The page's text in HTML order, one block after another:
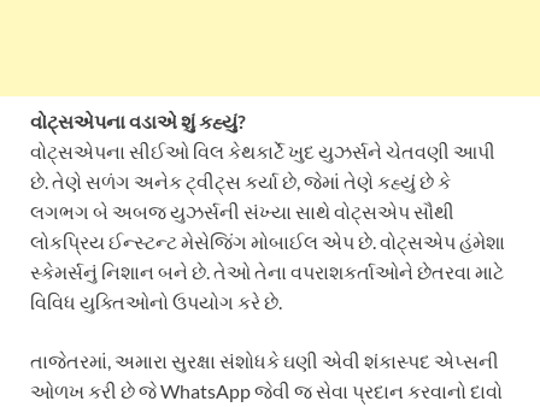
વોટ્સએપના વડાએ શું કહ્યું?
વોટ્સએપના સીઈઓ વિલ કેથકાર્ટે ખુદ યુઝર્સને ચેતવણી આપી
છે. તેણે સળંગ અનેક ટ્વીટ્સ કર્યા છે, જેમાં તેણે કહ્યું છે કે
લગભગ બે અબજ યુઝર્સની સંખ્યા સાથે વોટ્સએપ સૌથી
લોકપ્રિય ઈન્સ્ટન્ટ મેસેજિંગ મોબાઈલ એપ છે. વોટ્સએપ હંમેશા
સ્કેમર્સનું નિશાન બને છે. તેઓ તેના વપરાશકર્તાઓને છેતરવા માટે
વિવિધ યુક્તિઓનો ઉપયોગ કરે છે.
તાજેતરમાં, અમારા સુરક્ષા સંશોધકે ઘણી એવી શંકાસ્પદ એપ્સની
ઓળખ કરી છે જે WhatsApp જેવી જ સેવા પ્રદાન કરવાનો દાવો